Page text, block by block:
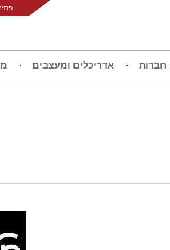
חברות אדריכלים ומעצבים